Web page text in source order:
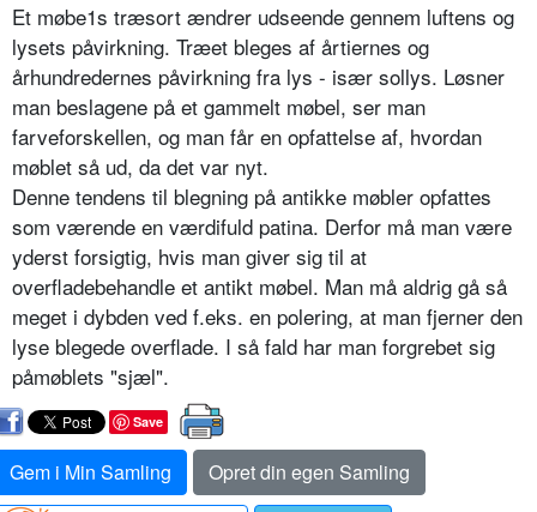
Et møbe1s træsort ændrer udseende gennem luftens og
lysets påvirkning. Træet bleges af årtiernes og
århundredernes påvirkning fra lys - især sollys. Løsner
man beslagene på et gammelt møbel, ser man
farveforskellen, og man får en opfattelse af, hvordan
møblet så ud, da det var nyt.
Denne tendens til blegning på antikke møbler opfattes
som værende en værdifuld patina. Derfor må man være
yderst forsigtig, hvis man giver sig til at
overfladebehandle et antikt møbel. Man må aldrig gå så
meget i dybden ved f.eks. en polering, at man fjerner den
lyse blegede overflade. I så fald har man forgrebet sig
påmøblets "sjæl".
Save
Gem i Min Samling
Opret din egen Samling